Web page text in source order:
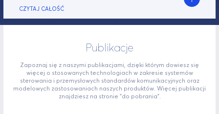
CZYTAJ CAŁOŚĆ
Publikacje
Zapoznaj się z naszymi publikacjami, dzięki którym dowiesz się
więcej o stosowanych technologiach w zakresie systemów
sterowania i przemysłowych standardów komunikacyjnych oraz
modelowych zastosowaniach naszych produktów. Więcej publikacji
znajdziesz na stronie "do pobrania".